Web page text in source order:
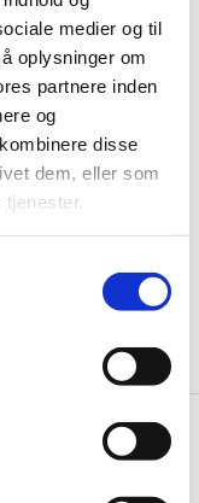
medier og til
oplysninger om
partnere inden
og
disse
dem, eller som
først!
og vær først
spammer dig
og